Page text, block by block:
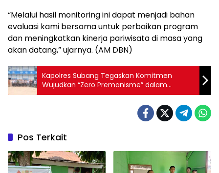
“Melalui hasil monitoring ini dapat menjadi bahan
evaluasi kami bersama untuk perbaikan program
dan meningkatkan kinerja pariwisata di masa yang
akan datang,” ujarnya. (AM DBN)
Kapolres Subang Tegaskan Komitmen
Wujudkan “Zero Premanisme” dalam
Kunjungan Kerja ke Pabrik BYD
Pos Terkait